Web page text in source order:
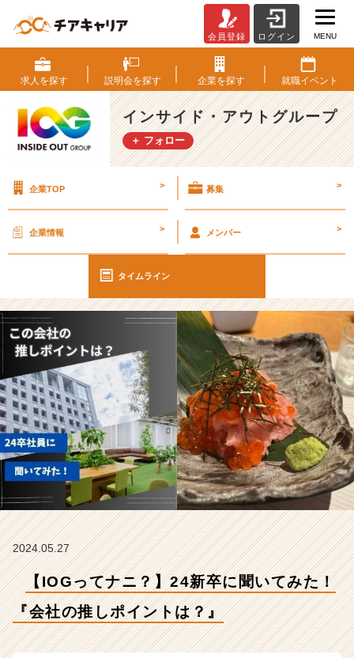
O
G
っ
て
ナ
ニ？】
卒
い
て
た！
『会
の
推
し
ポ
イ
ン
ト
は？』
【イ
ン
ア
ウ
ト
グ
会員登録 ログイン MENU
求人を探す 説明会を探す 企業を探す 就職イベント
インサイド・アウトグループ
＋ フォロー
企業TOP > 募集 >
企業情報 > メンバー >
タイムライン
2024.05.27
【IOGってナニ？】24新卒に聞いてみた！
『会社の推しポイントは？』